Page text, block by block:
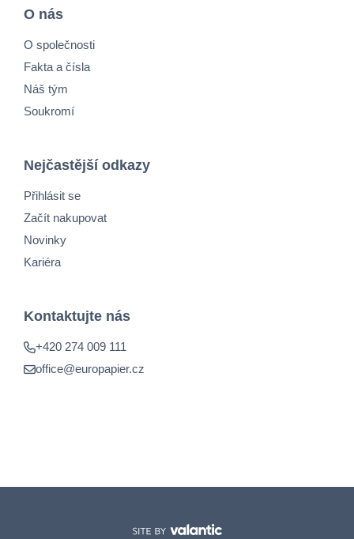
O nás
O společnosti
Fakta a čísla
Náš tým
Soukromí
Nejčastější odkazy
Přihlásit se
Začít nakupovat
Novinky
Kariéra
Kontaktujte nás
+420 274 009 111
office@europapier.cz